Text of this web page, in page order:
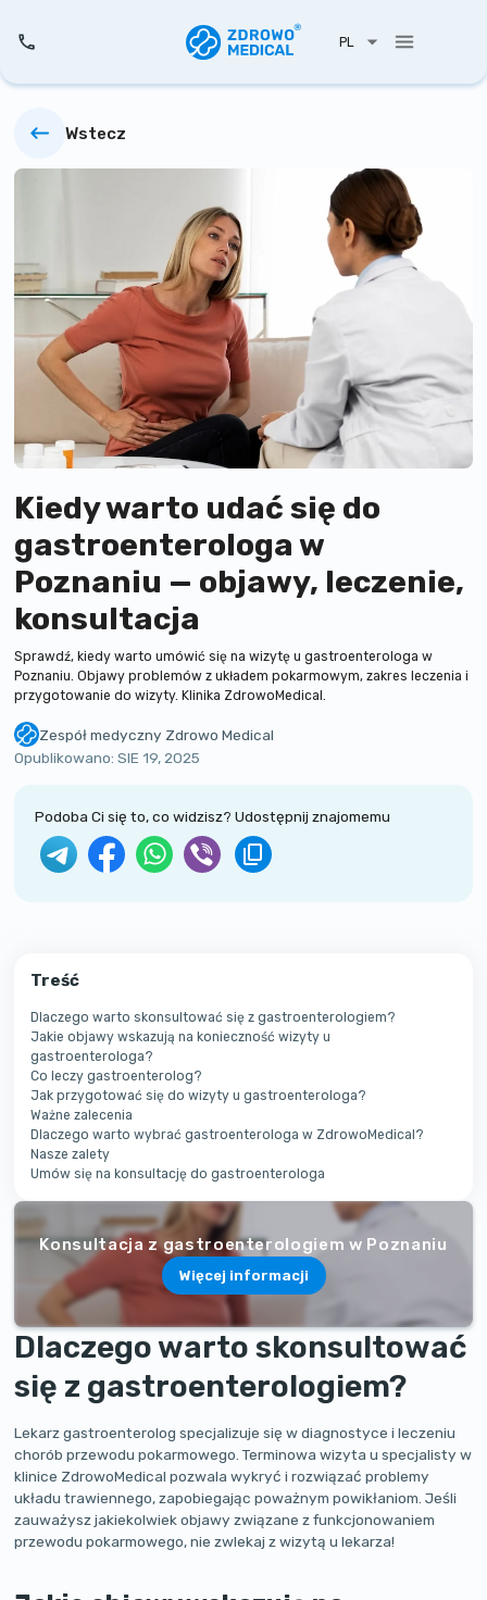
PL
Wstecz
Kiedy warto udać się do
gastroenterologa w
Poznaniu — objawy, leczenie,
konsultacja
Sprawdź, kiedy warto umówić się na wizytę u gastroenterologa w
Poznaniu. Objawy problemów z układem pokarmowym, zakres leczenia i
przygotowanie do wizyty. Klinika ZdrowoMedical.
Zespół medyczny Zdrowo Medical
Zespół certyfikowanych lekarzy kliniki Zdrowo Medical. Piszemy prosto
Opublikowano:SIE 19, 2025
Podoba Ci się to, co widzisz? Udostępnij znajomemu
Dlaczego warto skonsultować
się z gastroenterologiem?
Lekarz gastroenterolog specjalizuje się w diagnostyce i leczeniu
chorób przewodu pokarmowego. Terminowa wizyta u specjalisty w
klinice ZdrowoMedical pozwala wykryć i rozwiązać problemy
układu trawiennego, zapobiegając poważnym powikłaniom. Jeśli
zauważysz jakiekolwiek objawy związane z funkcjonowaniem
przewodu pokarmowego, nie zwlekaj z wizytą u lekarza!
Treść
Dlaczego warto skonsultować się z gastroenterologiem?
Jakie objawy wskazują na konieczność wizyty u
gastroenterologa?
Co leczy gastroenterolog?
Jak przygotować się do wizyty u gastroenterologa?
Ważne zalecenia
Dlaczego warto wybrać gastroenterologa w ZdrowoMedical?
Nasze zalety
Umów się na konsultację do gastroenterologa
Konsultacja z gastroenterologiem w Poznaniu
Więcej informacji